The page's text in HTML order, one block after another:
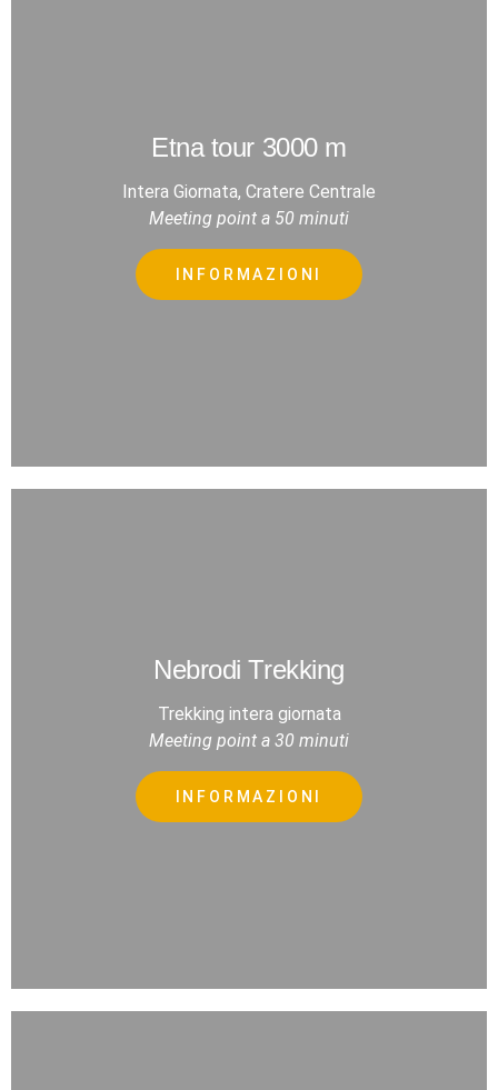
Etna tour 3000 m
Intera Giornata, Cratere Centrale
Meeting point a 50 minuti
INFORMAZIONI
Nebrodi Trekking
Trekking intera giornata
Meeting point a 30 minuti
INFORMAZIONI